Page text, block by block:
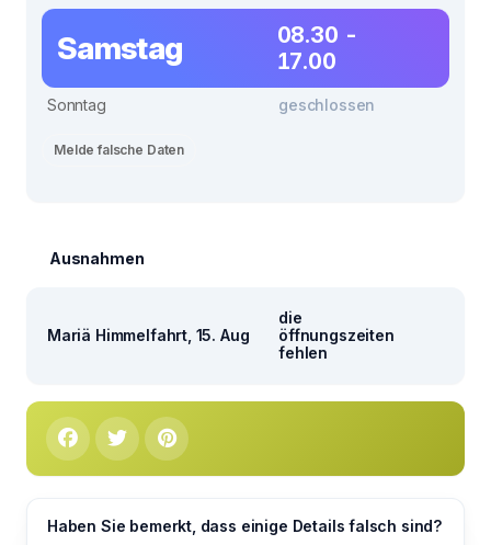
Samstag
08.30 -
17.00
Sonntag geschlossen
Melde falsche Daten
Ausnahmen
Mariä Himmelfahrt, 15. Aug
die
öffnungszeiten
fehlen
Haben Sie bemerkt, dass einige Details falsch sind?